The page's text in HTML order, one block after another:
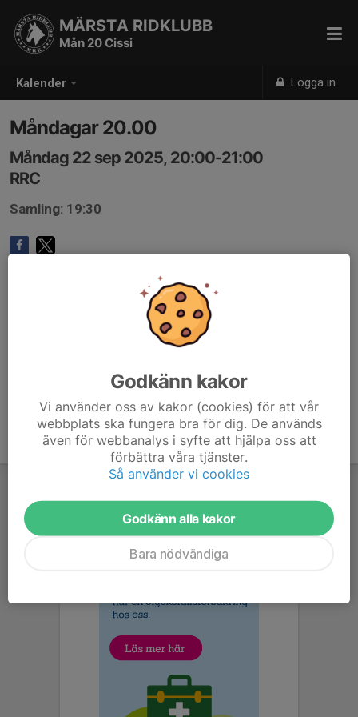
Kalender Logga in
MÄRSTA RIDKLUBB
Mån 20 Cissi
Måndagar 20.00
Måndag 22 sep 2025, 20:00-21:00
RRC
Samling: 19:30
Godkänn kakor
Vi använder oss av kakor (cookies) för att vår
webbplats ska fungera bra för dig. De används
även för webbanalys i syfte att hjälpa oss att
förbättra våra tjänster.
Så använder vi cookies
Godkänn alla kakor
Bara nödvändiga